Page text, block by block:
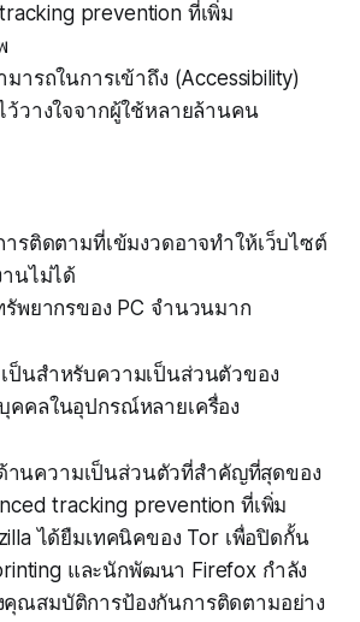
prevention ที่เพิ่ม
ารถในการเข้าถึง (Accessibility)
ว้วางใจจากผู้ใช้หลายล้านคน
ารติดตามที่เข้มงวดอาจทำให้เว็บไซต์
นไม่ได้
รัพยากรของ PC จำนวนมาก
เป็นสำหรับความเป็นส่วนตัวของ
คคลในอุปกรณ์หลายเครื่อง
นความเป็นส่วนตัวที่สำคัญที่สุดของ
tracking prevention ที่เพิ่ม
ได้ยืมเทคนิคของ Tor เพื่อปิดกั้น
และนักพัฒนา Firefox กำลัง
คุณสมบัติการป้องกันการติดตามอย่าง